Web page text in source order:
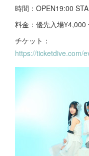
時間：OPEN19:00
料金：優先入場
チケット：
https://ticketdive.com/